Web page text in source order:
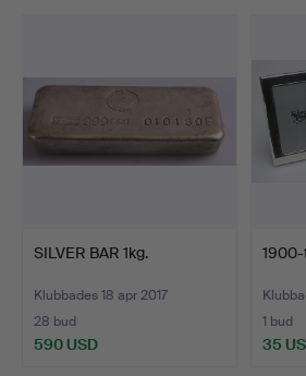
SILVER BAR 1kg.
Klubbades 18 apr 2017
28 bud
590 USD
1 bud
35